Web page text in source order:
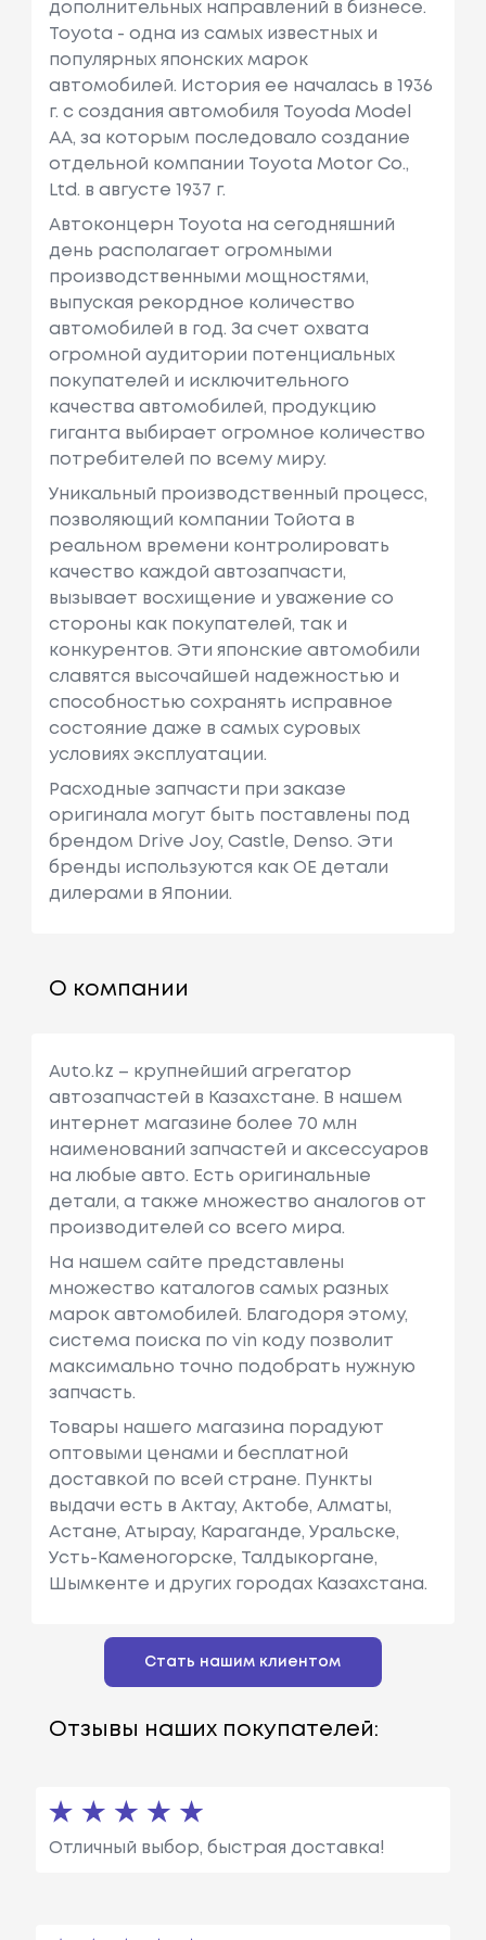
дополнительных направлений в бизнесе.
Toyota - одна из самых известных и
популярных японских марок
автомобилей. История ее началась в 1936
г. с создания автомобиля Toyoda Model
AA, за которым последовало создание
отдельной компании Toyota Motor Co.,
Ltd. в августе 1937 г.
Автоконцерн Toyota на сегодняшний
день располагает огромными
производственными мощностями,
выпуская рекордное количество
автомобилей в год. За счет охвата
огромной аудитории потенциальных
покупателей и исключительного
качества автомобилей, продукцию
гиганта выбирает огромное количество
потребителей по всему миру.
Уникальный производственный процесс,
позволяющий компании Тойота в
реальном времени контролировать
качество каждой автозапчасти,
вызывает восхищение и уважение со
стороны как покупателей, так и
конкурентов. Эти японские автомобили
славятся высочайшей надежностью и
способностью сохранять исправное
состояние даже в самых суровых
условиях эксплуатации.
Расходные запчасти при заказе
оригинала могут быть поставлены под
брендом Drive Joy, Castle, Denso. Эти
бренды используются как ОЕ детали
дилерами в Японии.
О компании
Auto.kz – крупнейший агрегатор
автозапчастей в Казахстане. В нашем
интернет магазине более 70 млн
наименований запчастей и аксессуаров
на любые авто. Есть оригинальные
детали, а также множество аналогов от
производителей со всего мира.
На нашем сайте представлены
множество каталогов самых разных
марок автомобилей. Благодоря этому,
система поиска по vin коду позволит
максимально точно подобрать нужную
запчасть.
Товары нашего магазина порадуют
оптовыми ценами и бесплатной
доставкой по всей стране. Пункты
выдачи есть в Актау, Актобе, Алматы,
Астане, Атырау, Караганде, Уральске,
Усть-Каменогорске, Талдыкоргане,
Шымкенте и других городах Казахстана.
Стать нашим клиентом
Отзывы наших покупателей:
Отличный выбор, быстрая доставка!